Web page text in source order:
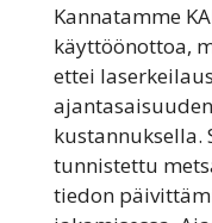
Kannatamme
käyttöönottoa,
ettei
kustannuksella.
tunnistettu
tiedon